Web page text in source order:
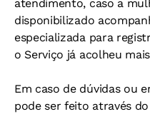
atendimento, caso a
disponibilizado
especializada para
o Serviço já acolheu
Em caso de dúvidas ou
pode ser feito através do